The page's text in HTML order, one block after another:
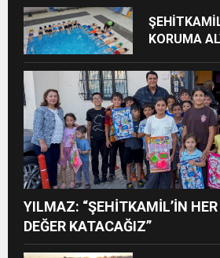
KORUMA
YILMAZ: “ŞEHİTKAMİL’İN
DEĞER KATACAĞIZ”